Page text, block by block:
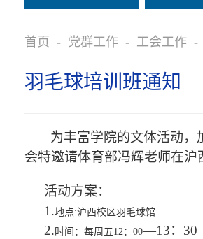
首页 - 党群工作 - 工会工作 -
羽毛球培训班通知
为丰富学院的文体活动
会特邀请体育部冯辉老师在
活动方案：
1 .地点:沪西校区羽毛球馆
2. 时间：每周五12：00—1 3： 30